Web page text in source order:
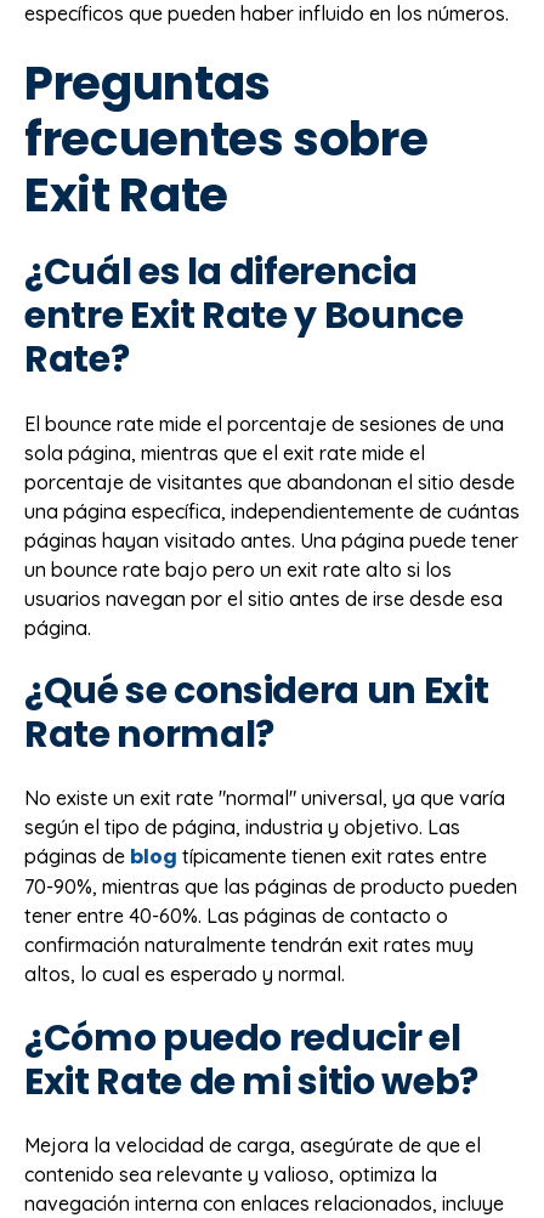
específicos que pueden haber influido en los números.
Preguntas
frecuentes sobre
Exit Rate
¿Cuál es la diferencia
entre Exit Rate y Bounce
Rate?
El bounce rate mide el porcentaje de sesiones de una
sola página, mientras que el exit rate mide el
porcentaje de visitantes que abandonan el sitio desde
una página específica, independientemente de cuántas
páginas hayan visitado antes. Una página puede tener
un bounce rate bajo pero un exit rate alto si los
usuarios navegan por el sitio antes de irse desde esa
página.
¿Qué se considera un Exit
Rate normal?
No existe un exit rate "normal" universal, ya que varía
según el tipo de página, industria y objetivo. Las
páginas de blog típicamente tienen exit rates entre
70-90%, mientras que las páginas de producto pueden
tener entre 40-60%. Las páginas de contacto o
confirmación naturalmente tendrán exit rates muy
altos, lo cual es esperado y normal.
¿Cómo puedo reducir el
Exit Rate de mi sitio web?
Mejora la velocidad de carga, asegúrate de que el
contenido sea relevante y valioso, optimiza la
navegación interna con enlaces relacionados, incluye